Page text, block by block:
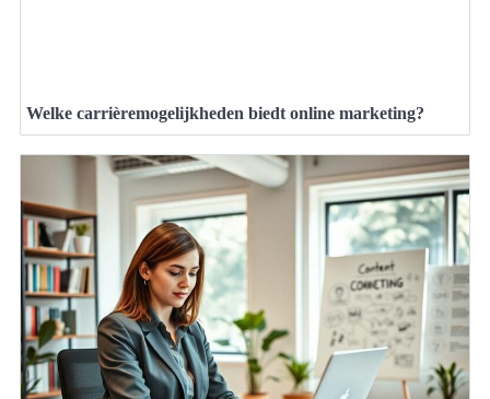
Welke carrièremogelijkheden biedt online marketing?